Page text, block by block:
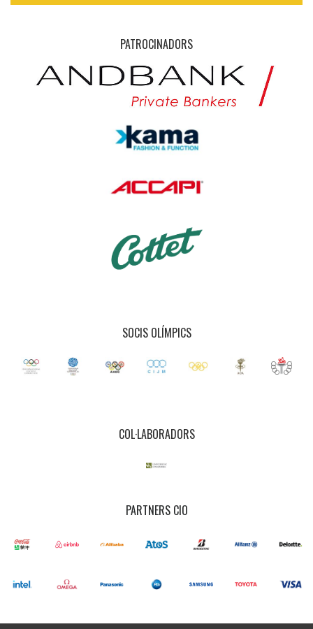
PATROCINADORS
SOCIS OLÍMPICS
COL·LABORADORS
PARTNERS CIO